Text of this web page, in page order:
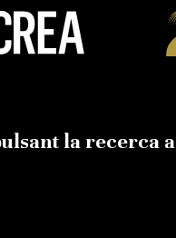
la recerca a